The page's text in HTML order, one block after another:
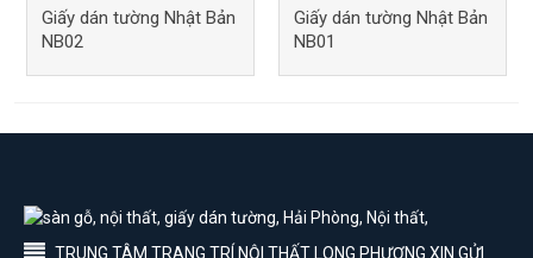
Giấy dán tường Nhật Bản
NB02
Giấy dán tường Nhật Bản
NB01
TRUNG TÂM TRANG TRÍ NỘI THẤT LONG PHƯỢNG XIN GỬI